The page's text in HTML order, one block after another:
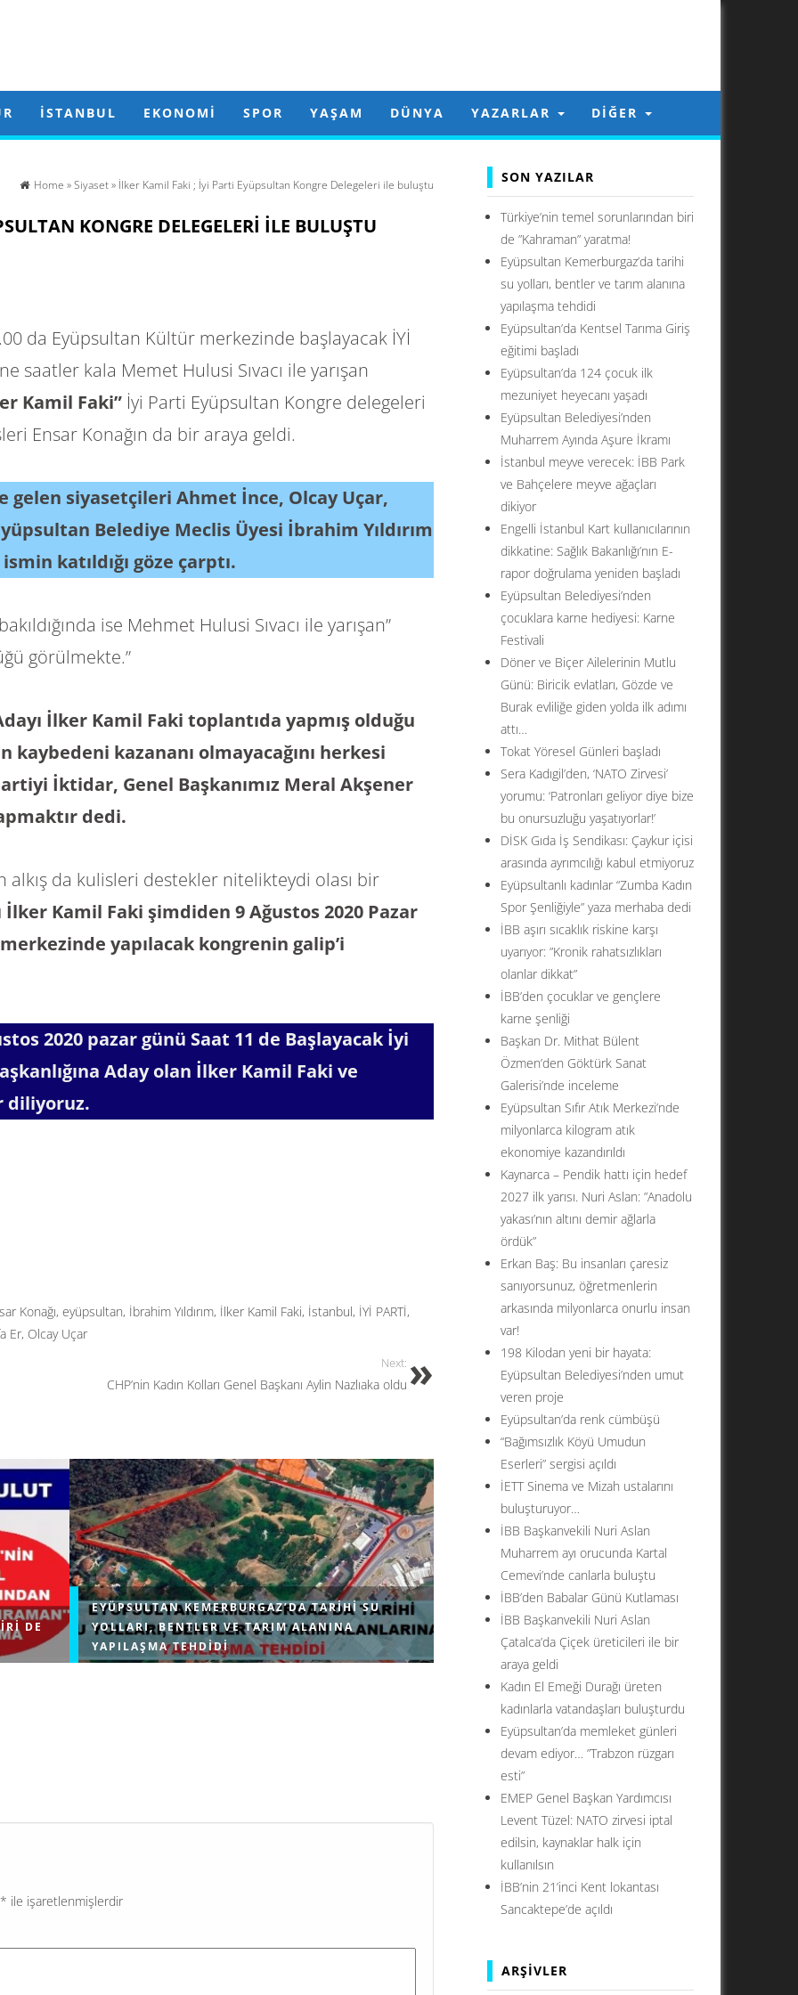
İSTANBUL EKONOMI SPOR YAŞAM DÜNYA YAZARLAR DIĞER
Home »Siyaset» İlker Kamil Faki ; İyi Parti Eyüpsultan Kongre Delegeleri ile buluştu
KONGRE DELEGELERI ILE BULUŞTU
da Eyüpsultan Kültür merkezinde başlayacak İYİ
saatler kala Memet Hulusi Sıvacı ile yarışan
Kamil Faki” İyi Parti Eyüpsultan Kongre delegeleri
Ensar Konağın da bir araya geldi.
gelen siyasetçileri Ahmet İnce, Olcay Uçar,
Belediye Meclis Üyesi İbrahim Yıldırım
katıldığı göze çarptı.
ise Mehmet Hulusi Sıvacı ile yarışan”
görülmekte.”
İlker Kamil Faki toplantıda yapmış olduğu
kaybedeni kazananı olmayacağını herkesi
İktidar, Genel Başkanımız Meral Akşener
dedi.
alkış da kulisleri destekler nitelikteydi olası bir
İlker Kamil Faki şimdiden 9 Ağustos 2020 Pazar
yapılacak kongrenin galip’i
2020 pazar günü Saat 11 de Başlayacak İyi
Aday olan İlker Kamil Faki ve
diliyoruz.
Konağı, eyüpsultan, İbrahim Yıldırım, İlker Kamil Faki, İstanbul, İYİ PARTİ,
Er, Olcay Uçar
Next:
CHP’nin Kadın Kolları Genel Başkanı Aylin Nazlıaka oldu
DE
temel
ve
EYÜPSULTAN KEMERBURGAZ’DA TARIHI SU
YOLLARI, BENTLER VE TARIM ALANINA
YAPILAŞMA TEHDIDI
* ile işaretlenmişlerdir
SON YAZILAR
Türkiye’nin temel sorunlarından biri
de ”Kahraman” yaratma!
Eyüpsultan Kemerburgaz’da tarihi
su yolları, bentler ve tarım alanına
yapılaşma tehdidi
Eyüpsultan’da Kentsel Tarıma Giriş
eğitimi başladı
Eyüpsultan’da 124 çocuk ilk
mezuniyet heyecanı yaşadı
Eyüpsultan Belediyesi’nden
Muharrem Ayında Aşure İkramı
İstanbul meyve verecek: İBB Park
ve Bahçelere meyve ağaçları
dikiyor
Engelli İstanbul Kart kullanıcılarının
dikkatine: Sağlık Bakanlığı’nın E-
rapor doğrulama yeniden başladı
Eyüpsultan Belediyesi’nden
çocuklara karne hediyesi: Karne
Festivali
Döner ve Biçer Ailelerinin Mutlu
Günü: Biricik evlatları, Gözde ve
Burak evliliğe giden yolda ilk adımı
attı…
Tokat Yöresel Günleri başladı
Sera Kadıgil’den, ‘NATO Zirvesi’
yorumu: ‘Patronları geliyor diye bize
bu onursuzluğu yaşatıyorlar!’
DİSK Gıda İş Sendikası: Çaykur içisi
arasında ayrımcılığı kabul etmiyoruz
Eyüpsultanlı kadınlar “Zumba Kadın
Spor Şenliğiyle” yaza merhaba dedi
İBB aşırı sıcaklık riskine karşı
uyarıyor: ”Kronik rahatsızlıkları
olanlar dikkat”
İBB’den çocuklar ve gençlere
karne şenliği
Başkan Dr. Mithat Bülent
Özmen’den Göktürk Sanat
Galerisi’nde inceleme
Eyüpsultan Sıfır Atık Merkezi’nde
milyonlarca kilogram atık
ekonomiye kazandırıldı
Kaynarca – Pendik hattı için hedef
2027 ilk yarısı. Nuri Aslan: ”Anadolu
yakası’nın altını demir ağlarla
ördük”
Erkan Baş: Bu insanları çaresiz
sanıyorsunuz, öğretmenlerin
arkasında milyonlarca onurlu insan
var!
198 Kilodan yeni bir hayata:
Eyüpsultan Belediyesi’nden umut
veren proje
Eyüpsultan’da renk cümbüşü
“Bağımsızlık Köyü Umudun
Eserleri” sergisi açıldı
İETT Sinema ve Mizah ustalarını
buluşturuyor…
İBB Başkanvekili Nuri Aslan
Muharrem ayı orucunda Kartal
Cemevi’nde canlarla buluştu
İBB’den Babalar Günü Kutlaması
İBB Başkanvekili Nuri Aslan
Çatalca’da Çiçek üreticileri ile bir
araya geldi
Kadın El Emeği Durağı üreten
kadınlarla vatandaşları buluşturdu
Eyüpsultan’da memleket günleri
devam ediyor… ”Trabzon rüzgarı
esti”
EMEP Genel Başkan Yardımcısı
Levent Tüzel: NATO zirvesi iptal
edilsin, kaynaklar halk için
kullanılsın
İBB’nin 21’inci Kent lokantası
Sancaktepe’de açıldı
ARŞIVLER